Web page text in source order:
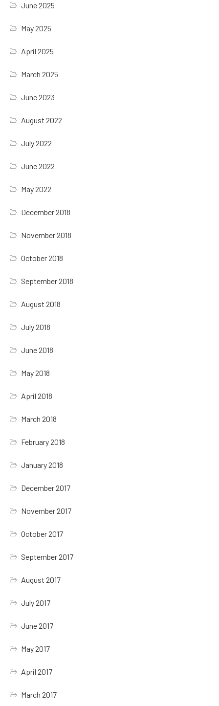
June 2025
May 2025
April 2025
March 2025
June 2023
August 2022
July 2022
June 2022
May 2022
December 2018
November 2018
October 2018
September 2018
August 2018
July 2018
June 2018
May 2018
April 2018
March 2018
February 2018
January 2018
December 2017
November 2017
October 2017
September 2017
August 2017
July 2017
June 2017
May 2017
April 2017
March 2017